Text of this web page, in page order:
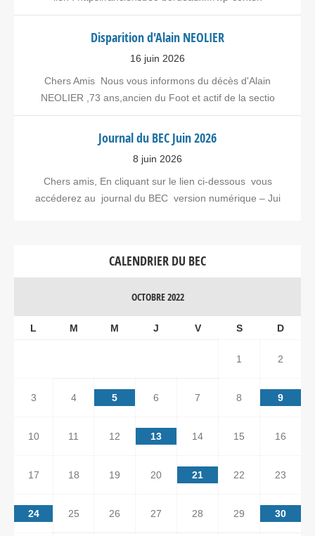
Disparition d'Alain NEOLIER
16 juin 2026
Chers Amis Nous vous informons du décès d'Alain
NEOLIER ,73 ans,ancien du Foot et actif de la sectio
Journal du BEC Juin 2026
8 juin 2026
Chers amis, En cliquant sur le lien ci-dessous vous
accéderez au journal du BEC version numérique – Jui
CALENDRIER DU BEC
OCTOBRE 2022
L M M J V S D
1 2
3 4 5 6 7 8 9
10 11 12 13 14 15 16
17 18 19 20 21 22 23
24 25 26 27 28 29 30